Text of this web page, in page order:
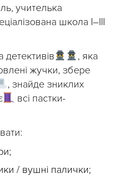
учителька
школа І–ІІІ
, яка
жучки, збере
, знайде зниклих
всі пастки-
/ вушні палички;